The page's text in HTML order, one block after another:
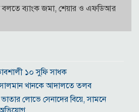
বলতে ব্যাংক জমা, শেয়ার ও এফডিআর
১০ সুফি সাধক
সালমান খানকে আদালতে তলব
লোভে সেনাদের বিয়ে, সামনে